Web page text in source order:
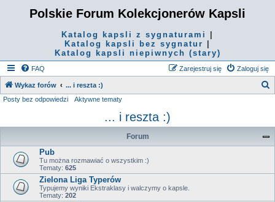
Polskie Forum Kolekcjonerów Kapsli
Katalog kapsli z sygnaturami
Katalog kapsli bez sygnatur
Katalog kapsli niepiwnych (stary)
FAQ Zaloguj się
Zarejestruj się
Wykaz forów ... i reszta :)
k
Posty bez odpowiedzi Aktywne tematy
... i reszta :)
Forum
Pub
Tu można rozmawiać o wszystkim :)
Tematy: 625
Zielona Liga Typerów
Typujemy wyniki Ekstraklasy i walczymy o kapsle.
Tematy: 202